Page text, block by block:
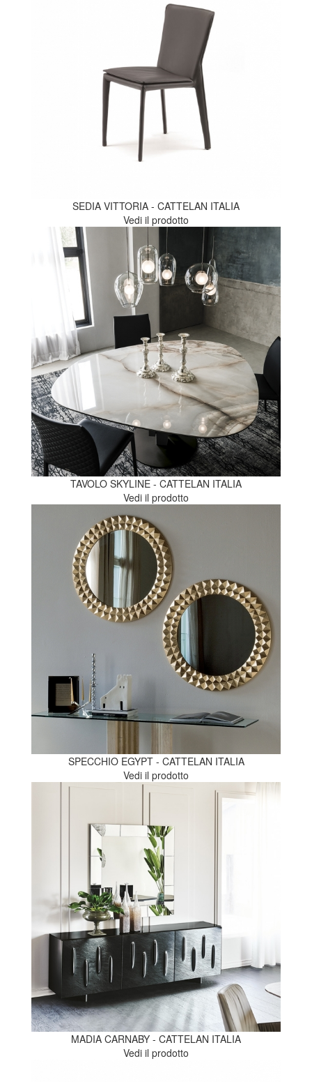
SEDIA VITTORIA - CATTELAN ITALIA
Vedi il prodotto
TAVOLO SKYLINE - CATTELAN ITALIA
Vedi il prodotto
SPECCHIO EGYPT - CATTELAN ITALIA
Vedi il prodotto
MADIA CARNABY - CATTELAN ITALIA
Vedi il prodotto